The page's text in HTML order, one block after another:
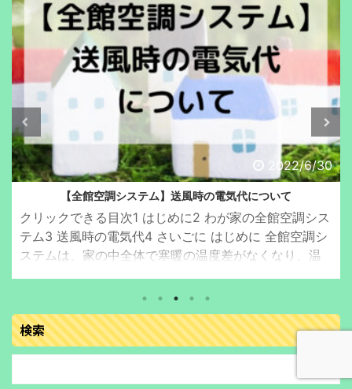
2022/6/30
【全館空調システム】送風時の電気代について
クリックできる目次1 はじめに2 わが家の全館空調シス
テム3 送風時の電気代4 さいごに はじめに 全館空調シ
ステムは、家の中全体で寒暖の温度差がなくなり、温
ます。 夏や冬の冷暖房時は本当に快適です。 春～初夏
や秋から初冬にかけての中途半端な時期は、冷暖房で
はなく、送風機能を使用しています。 今回、実際に全
館空調の家に住むネイバーが、送風時の電気代につい
検索